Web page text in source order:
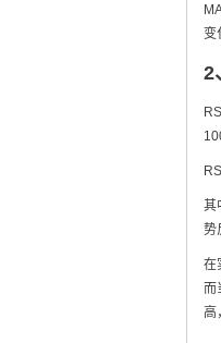
变
2
其
势
在
而
高